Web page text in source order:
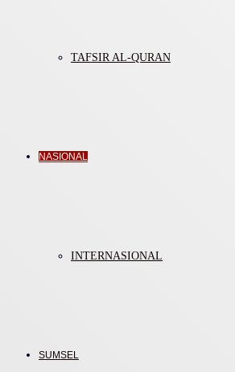
TAFSIR AL-QURAN
NASIONAL
INTERNASIONAL
SUMSEL